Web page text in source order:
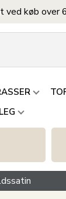
ved køb over